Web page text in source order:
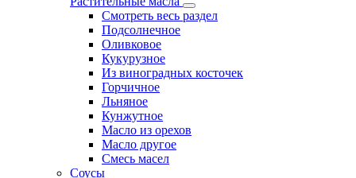
Смотреть весь раздел
Подсолнечное
Оливковое
Кукурузное
Из виноградных косточек
Горчичное
Льняное
Кунжутное
Масло из орехов
Масло другое
Смесь масел
Соусы